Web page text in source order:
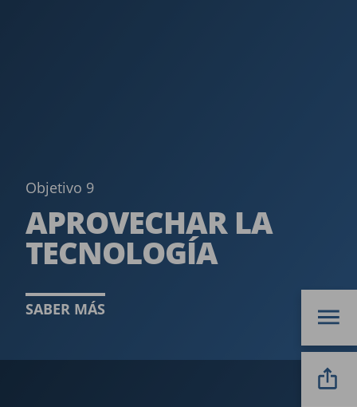
Objetivo 9
APROVECHAR LA
TECNOLOGÍA ­
SABER MÁS